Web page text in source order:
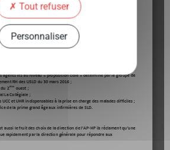
Tout refuser
Personnaliser